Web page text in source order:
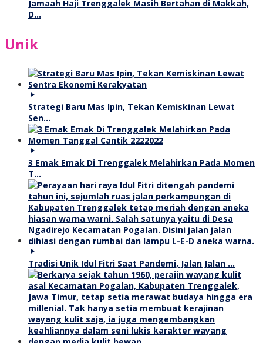
Jamaah Haji Trenggalek Masih Bertahan di Makkah,
D…
Unik
Strategi Baru Mas Ipin, Tekan Kemiskinan Lewat
Sen…
3 Emak Emak Di Trenggalek Melahirkan Pada Momen
T…
Tradisi Unik Idul Fitri Saat Pandemi, Jalan Jalan …